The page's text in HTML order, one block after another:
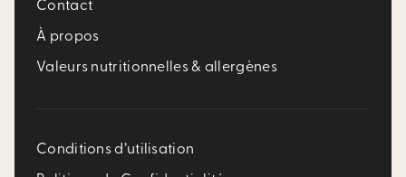
Contact
À propos
Valeurs nutritionnelles & allergènes
Conditions d’utilisation